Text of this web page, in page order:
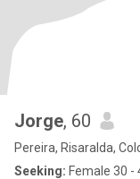
Jorge, 60
Pereira, Risaralda,
Seeking: Female 30 -